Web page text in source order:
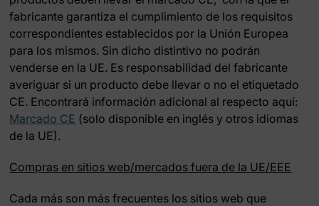
fabricante garantiza el cumplimiento de los requisitos
correspondientes establecidos por la Unión Europea
para los mismos. Sin dicho distintivo no podrán
venderse en la UE. Es responsabilidad del fabricante
averiguar si un producto debe llevar o no el etiquetado
CE. Encontrará información adicional al respecto aquí:
Marcado CE (solo disponible en inglés y otros idiomas
de la UE).
Compras en sitios web/mercados fuera de la UE/EEE
Cada más son más frecuentes los sitios web que